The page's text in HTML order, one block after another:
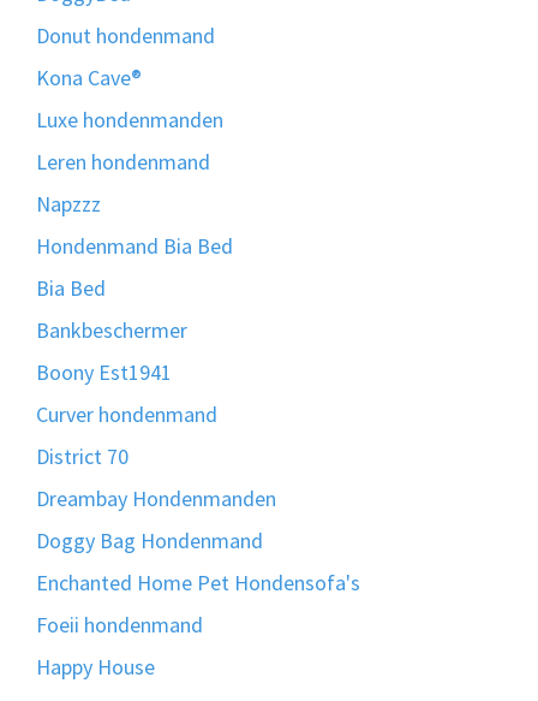
Donut hondenmand
Kona Cave®
Luxe hondenmanden
Leren hondenmand
Napzzz
Hondenmand Bia Bed
Bia Bed
Bankbeschermer
Boony Est1941
Curver hondenmand
District 70
Dreambay Hondenmanden
Doggy Bag Hondenmand
Enchanted Home Pet Hondensofa's
Foeii hondenmand
Happy House